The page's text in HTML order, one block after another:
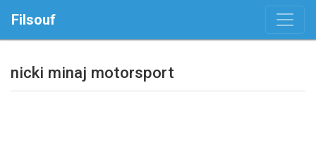
Filsouf
nicki minaj motorsport